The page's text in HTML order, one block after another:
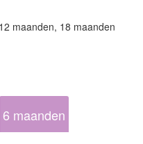
maanden, 18 maanden
6 maanden